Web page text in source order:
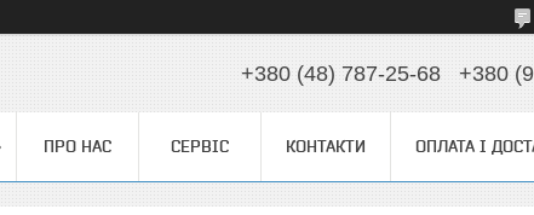
+380 (48) 787-25-68 +380
ПРО НАС СЕРВІС КОНТАКТИ ОПЛАТА І